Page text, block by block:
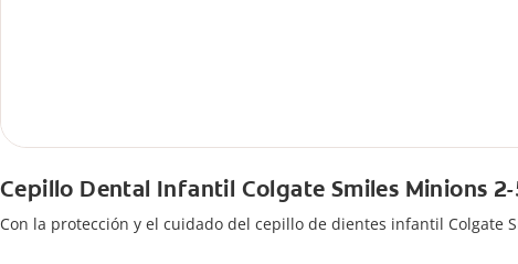
Cepillo Dental Infantil Colgate Smiles Minions
Con la protección y el cuidado del cepillo de dientes infantil Colgate